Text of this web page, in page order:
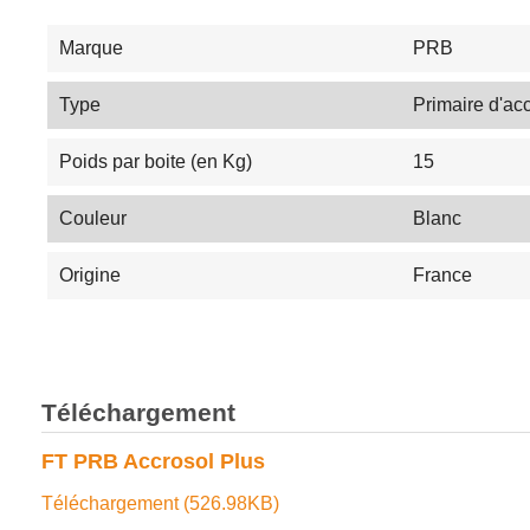
Marque PRB
Type Primaire
Poids par boite (en Kg) 15
Couleur Blanc
Origine France
Téléchargement
FT PRB Accrosol Plus
Téléchargement (526.98KB)